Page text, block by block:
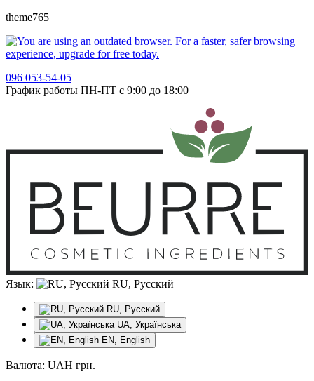
theme765
096 053-54-05
График работы ПН-ПТ с 9:00 до 18:00
Язык: RU, Русский
RU, Русский
UA, Українська
EN, English
Валюта: UAH грн.